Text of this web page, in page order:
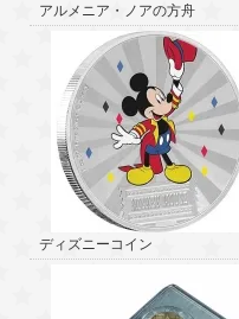
アルメニア・ノアの方舟
ディズニーコイン